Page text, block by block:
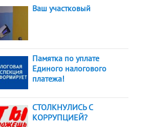
Ваш участковый
Памятка по уплате
Единого налогового
платежа!
СТОЛКНУЛИСЬ С
КОРРУПЦИЕЙ?